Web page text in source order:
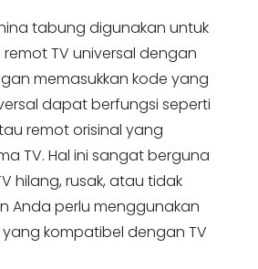
tabung digunakan untuk
TV universal dengan
memasukkan kode yang
dapat berfungsi seperti
remot orisinal yang
TV. Hal ini sangat berguna
hilang, rusak, atau tidak
Anda perlu menggunakan
kompatibel dengan TV